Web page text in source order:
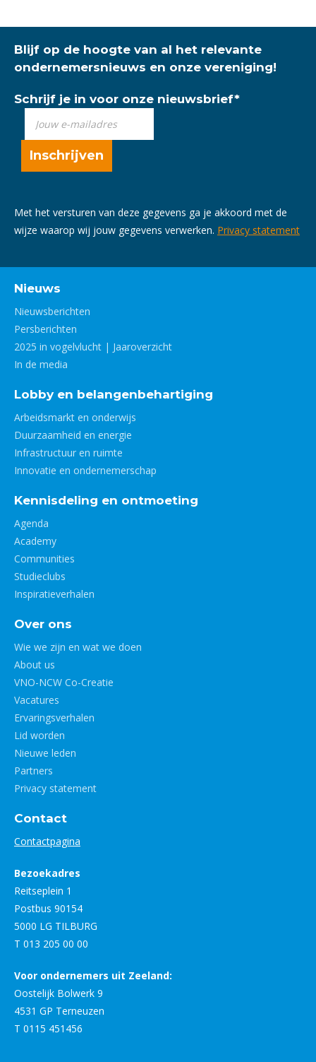
Blijf op de hoogte van al het relevante
ondernemersnieuws en onze vereniging!
Schrijf je in voor onze nieuwsbrief*
Met het versturen van deze gegevens ga je akkoord met de
wijze waarop wij jouw gegevens verwerken. Privacy statement
Nieuws
Nieuwsberichten
Persberichten
2025 in vogelvlucht | Jaaroverzicht
In de media
Lobby en belangenbehartiging
Arbeidsmarkt en onderwijs
Duurzaamheid en energie
Infrastructuur en ruimte
Innovatie en ondernemerschap
Kennisdeling en ontmoeting
Agenda
Academy
Communities
Studieclubs
Inspiratieverhalen
Over ons
Wie we zijn en wat we doen
About us
VNO-NCW Co-Creatie
Vacatures
Ervaringsverhalen
Lid worden
Nieuwe leden
Partners
Privacy statement
Contact
Contactpagina
Bezoekadres
Reitseplein 1
Postbus 90154
5000 LG TILBURG
T 013 205 00 00
Voor ondernemers uit Zeeland:
Oostelijk Bolwerk 9
4531 GP Terneuzen
T 0115 451456